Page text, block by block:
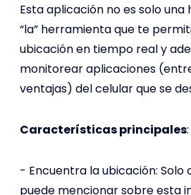
Esta aplicación no es solo
“la” herramienta que te
ubicación en tiempo real y
monitorear aplicaciones
ventajas) del celular que se
Características principales:
- Encuentra la ubicación: Solo
puede mencionar sobre esta